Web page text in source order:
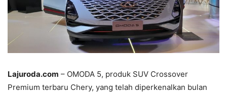
Lajuroda.com – OMODA 5, produk SUV Crossover
Premium terbaru Chery, yang telah diperkenalkan bulan